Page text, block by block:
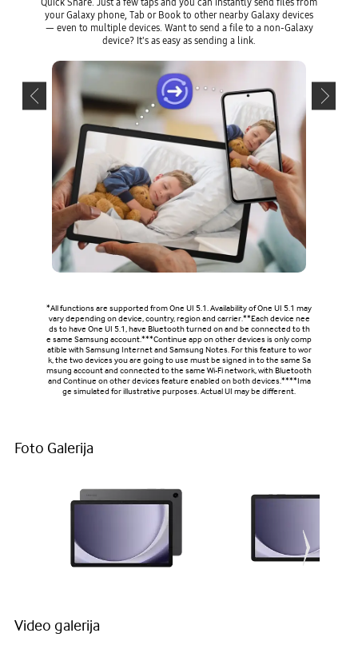
your Galaxy phone, Tab or Book to other nearby Galaxy devices
— even to multiple devices. Want to send a file to a non-Galaxy
device? It's as easy as sending a link.
*All functions are supported from One UI 5.1. Availability of One UI 5.1 may
vary depending on device, country, region and carrier.**Each device nee
ds to have One UI 5.1, have Bluetooth turned on and be connected to th
e same Samsung account.***Continue app on other devices is only comp
atible with Samsung Internet and Samsung Notes. For this feature to wor
k, the two devices you are going to use must be signed in to the same Sa
msung account and connected to the same Wi-Fi network, with Bluetooth
and Continue on other devices feature enabled on both devices.****Ima
ge simulated for illustrative purposes. Actual UI may be different.
Foto Galerija
Video galerija